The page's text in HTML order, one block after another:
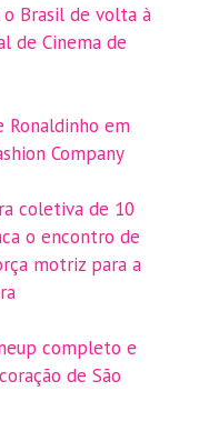
o Brasil de volta à
de Cinema de
Ronaldinho em
Company
coletiva de 10
o encontro de
motriz para a
completo e
de São